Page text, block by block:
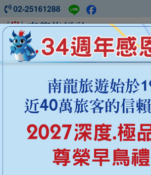
中國旅遊 ‧ 盡在南龍
02-25161288
山東儒韻
南疆胡楊林15日